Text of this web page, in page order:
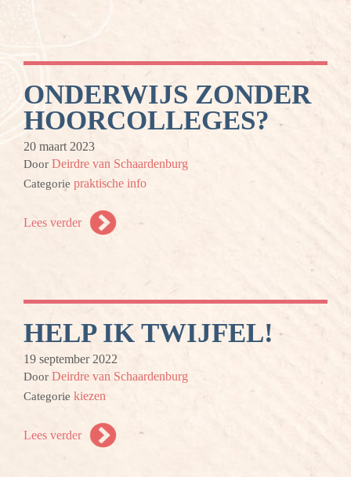
ONDERWIJS ZONDER
HOORCOLLEGES?
20 maart 2023
Door Deirdre van Schaardenburg
Categorie praktische info
Lees verder
HELP IK TWIJFEL!
19 september 2022
Door Deirdre van Schaardenburg
Categorie kiezen
Lees verder